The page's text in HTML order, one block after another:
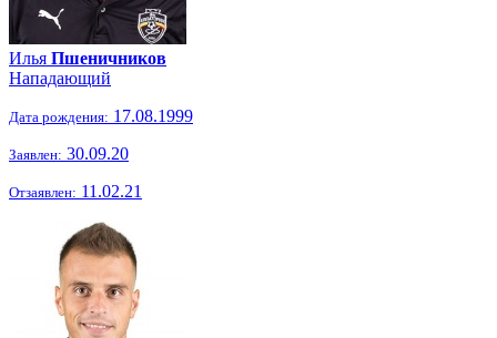
Илья Пшеничников
Нападающий
Дата рождения: 17.08.1999
Заявлен: 30.09.20
Отзаявлен: 11.02.21